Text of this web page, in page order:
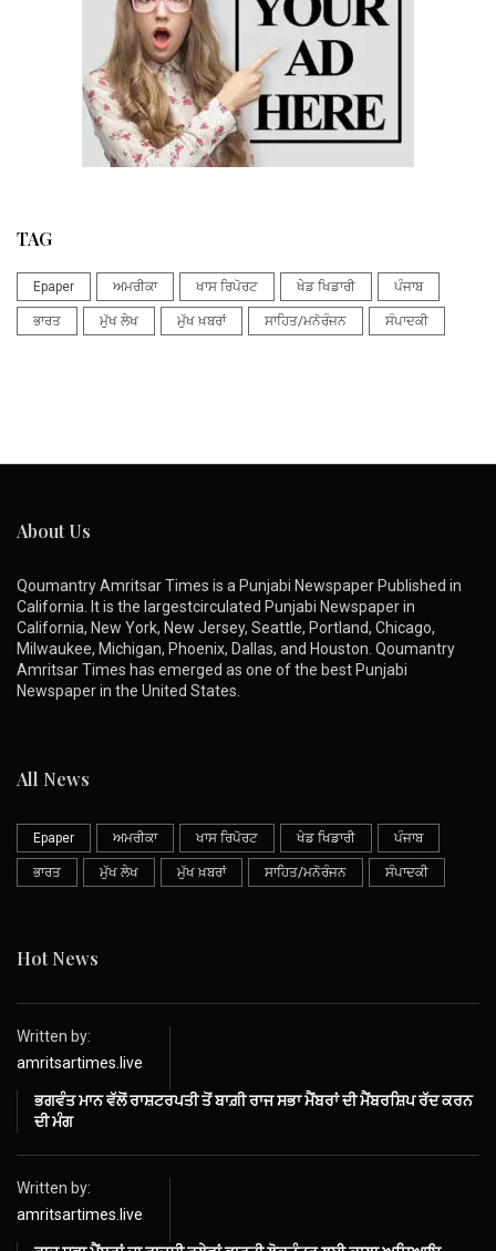
TAG
Epaper ਅਮਰੀਕਾ ਖਾਸ ਰਿਪੋਰਟ ਖੇਡ ਖਿਡਾਰੀ ਪੰਜਾਬ
ਭਾਰਤ ਮੁੱਖ ਲੇਖ ਮੁੱਖ ਖ਼ਬਰਾਂ ਸਾਹਿਤ/ਮਨੋਰੰਜਨ ਸੰਪਾਦਕੀ
About Us
Qoumantry Amritsar Times is a Punjabi Newspaper Published in
California. It is the largestcirculated Punjabi Newspaper in
California, New York, New Jersey, Seattle, Portland, Chicago,
Milwaukee, Michigan, Phoenix, Dallas, and Houston. Qoumantry
Amritsar Times has emerged as one of the best Punjabi
Newspaper in the United States.
All News
Epaper ਅਮਰੀਕਾ ਖਾਸ ਰਿਪੋਰਟ ਖੇਡ ਖਿਡਾਰੀ ਪੰਜਾਬ
ਭਾਰਤ ਮੁੱਖ ਲੇਖ ਮੁੱਖ ਖ਼ਬਰਾਂ ਸਾਹਿਤ/ਮਨੋਰੰਜਨ ਸੰਪਾਦਕੀ
Hot News
Written by:
amritsartimes.live
ਭਗਵੰਤ ਮਾਨ ਵੱਲੋਂ ਰਾਸ਼ਟਰਪਤੀ ਤੋਂ ਬਾਗ਼ੀ ਰਾਜ ਸਭਾ ਮੈਂਬਰਾਂ ਦੀ ਮੈਂਬਰਸ਼ਿਪ ਰੱਦ ਕਰਨ
ਦੀ ਮੰਗ
Written by:
amritsartimes.live